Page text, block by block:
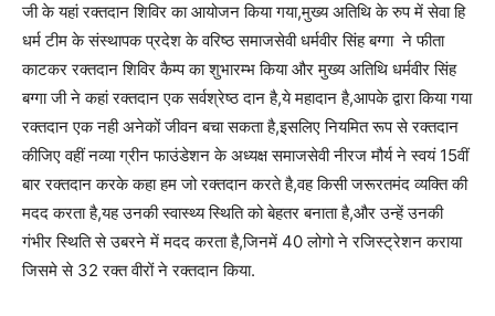
जी के यहां रक्तदान शिविर का आयोजन किया गया,मुख्य अतिथि के रुप में सेवा हि
धर्म टीम के संस्थापक प्रदेश के वरिष्ठ समाजसेवी धर्मवीर सिंह बग्गा ने फीता
काटकर रक्तदान शिविर कैम्प का शुभारम्भ किया और मुख्य अतिथि धर्मवीर सिंह
बग्गा जी ने कहां रक्तदान एक सर्वश्रेष्ठ दान है,ये महादान है,आपके द्वारा किया गया
रक्तदान एक नही अनेकों जीवन बचा सकता है,इसलिए नियमित रूप से रक्तदान
कीजिए वहीं नव्या ग्रीन फाउंडेशन के अध्यक्ष समाजसेवी नीरज मौर्य ने स्वयं 15वीं
बार रक्तदान करके कहा हम जो रक्तदान करते है,वह किसी जरूरतमंद व्यक्ति की
मदद करता है,यह उनकी स्वास्थ्य स्थिति को बेहतर बनाता है,और उन्हें उनकी
गंभीर स्थिति से उबरने में मदद करता है,जिनमें 40 लोगो ने रजिस्ट्रेशन कराया
जिसमे से 32 रक्त वीरों ने रक्तदान किया.